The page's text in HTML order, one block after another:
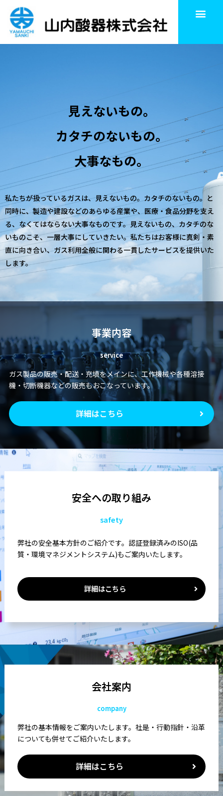
見えないもの。
カタチのないもの。
大事なもの。
私たちが扱っているガスは、見えないもの。カタチのないもの。と
同時に、製造や建設などのあらゆる産業や、医療・食品分野を支え
る、なくてはならない大事なものです。見えないもの、カタチのな
いものこそ、一層大事にしていきたい。私たちはお客様に真剣・素
直に向き合い、ガス利用全般に関わる一貫したサービスを提供いた
します。
事業内容
service
ガス製品の販売・配送・充填をメインに、工作機械や各種溶接
機・切断機器などの販売もおこなっています。
詳細はこちら
安全への取り組み
safety
弊社の安全基本方針のご紹介です。認証登録済みのISO(品
質・環境マネジメントシステム)もご案内いたします。
詳細はこちら
会社案内
company
弊社の基本情報をご案内いたします。社是・行動指針・沿革
についても併せてご紹介いたします。
詳細はこちら